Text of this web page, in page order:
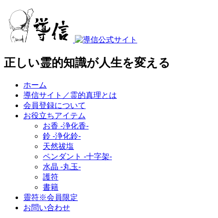
正しい霊的知識が人生を変える
ホーム
導信サイト／霊的真理とは
会員登録について
お役立ちアイテム
お香 ‐浄化香‐
鈴 ‐浄化鈴‐
天然祓塩
ペンダント -十字架-
水晶 -丸玉-
護符
書籍
靈符※会員限定
お問い合わせ